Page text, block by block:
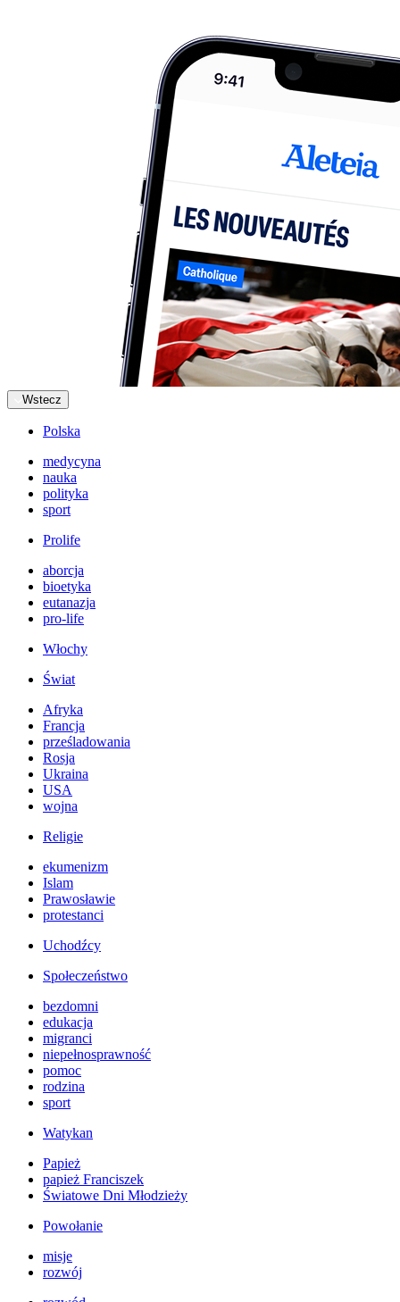
Wstecz
Polska
medycyna
nauka
polityka
sport
Prolife
aborcja
bioetyka
eutanazja
pro-life
Włochy
Świat
Afryka
Francja
prześladowania
Rosja
Ukraina
USA
wojna
Religie
ekumenizm
Islam
Prawosławie
protestanci
Uchodźcy
Społeczeństwo
bezdomni
edukacja
migranci
niepełnosprawność
pomoc
rodzina
sport
Watykan
Papież
papież Franciszek
Światowe Dni Młodzieży
Powołanie
misje
rozwój